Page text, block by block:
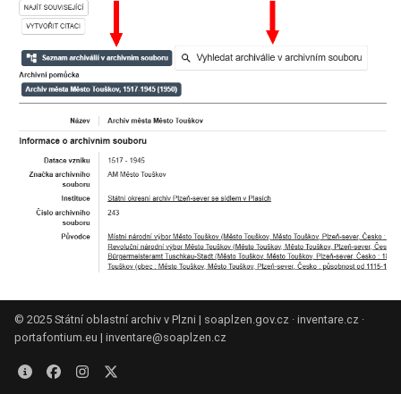
© 2025 Státní oblastní archiv v Plzni | soaplzen.gov.cz · inventare.cz ·
portafontium.eu | inventare@soaplzen.cz